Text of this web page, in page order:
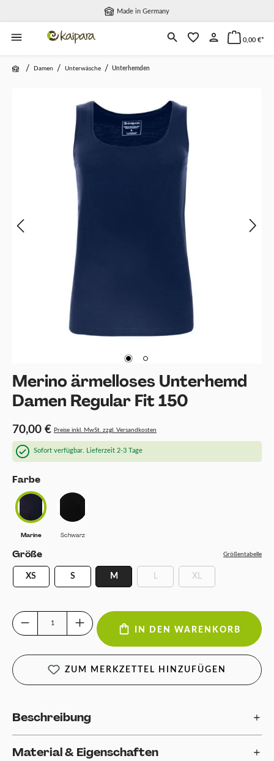
Made in Germany
0,00 €*
/ Damen / Unterwäsche / Unterhemden
Merino ärmelloses Unterhemd
Damen Regular Fit 150
70,00 € Preise inkl. MwSt. zzgl. Versandkosten
Sofort verfügbar. Lieferzeit 2-3 Tage
Farbeauswählen
Marine
Marine
Schwarz
Schwarz
Größeauswählen Größentabelle
XS S M L XL
Produkt Anzahl: Gib den gewünschten Wert ein oder benutze die
IN DEN WARENKORB
ZUM MERKZETTEL HINZUFÜGEN
Beschreibung
Material & Eigenschaften